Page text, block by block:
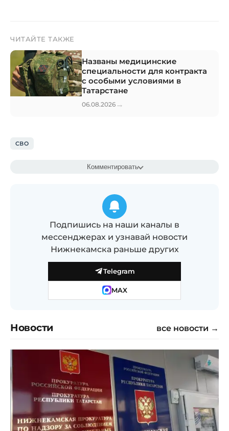
ЧИТАЙТЕ ТАКЖЕ
Названы медицинские
специальности для контракта
с особыми условиями в
Татарстане
06.08.2026 →
СВО
Комментировать
Подпишись на наши каналы в
мессенджерах и узнавай новости
Нижнекамска раньше других
Telegram
MAX
Новости все новости →